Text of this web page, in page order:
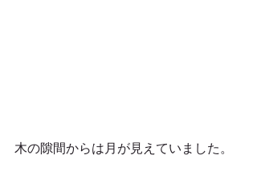
木の隙間からは月が見えていました。